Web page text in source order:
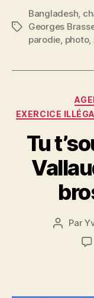
c
e
o
k
itt
er l
Étiquettes
Bangladesh,
Georges
parodie, photo,
EXERCICE
Tu
Auteur
l’article
Par